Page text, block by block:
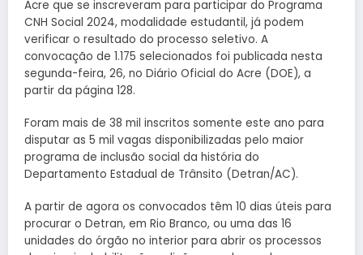
Acre que se inscreveram para participar do Programa
CNH Social 2024, modalidade estudantil, já podem
verificar o resultado do processo seletivo. A
convocação de 1.175 selecionados foi publicada nesta
segunda-feira, 26, no Diário Oficial do Acre (DOE), a
partir da página 128.
Foram mais de 38 mil inscritos somente este ano para
disputar as 5 mil vagas disponibilizadas pelo maior
programa de inclusão social da história do
Departamento Estadual de Trânsito (Detran/AC).
A partir de agora os convocados têm 10 dias úteis para
procurar o Detran, em Rio Branco, ou uma das 16
unidades do órgão no interior para abrir os processos